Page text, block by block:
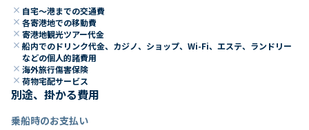
close 自宅～港までの交通費
close 各寄港地での移動費
close 寄港地観光ツアー代金
close 船内でのドリンク代金、カジノ、ショップ、Wi-Fi、エステ、ランドリー
などの個人的諸費用
close 海外旅行傷害保険
close 荷物宅配サービス
別途、掛かる費用
乗船時のお支払い